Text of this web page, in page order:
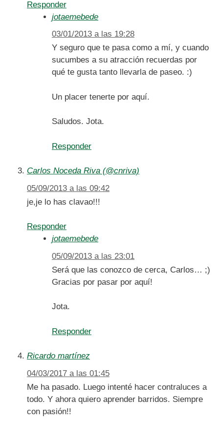
Responder
jotaemebede
03/01/2013 a las 19:28
Y seguro que te pasa como a mí, y cuando
sucumbes a su atracción recuerdas por
qué te gusta tanto llevarla de paseo. :)
Un placer tenerte por aquí.
Saludos. Jota.
Responder
Carlos Noceda Riva (@cnriva)
05/09/2013 a las 09:42
je,je lo has clavao!!!
Responder
jotaemebede
05/09/2013 a las 23:01
Será que las conozco de cerca, Carlos… ;)
Gracias por pasar por aquí!
Jota.
Responder
Ricardo martínez
04/03/2017 a las 01:45
Me ha pasado. Luego intenté hacer contraluces a
todo. Y ahora quiero aprender barridos. Siempre
con pasión!!